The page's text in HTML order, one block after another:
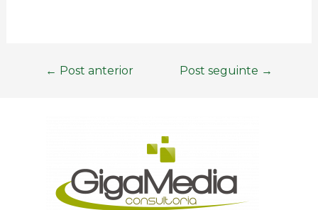
← Post anterior Post seguinte →